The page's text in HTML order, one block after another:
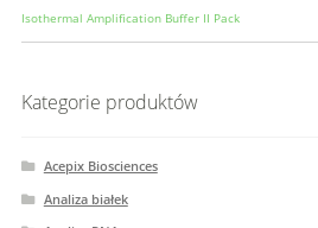
Isothermal Amplification Buffer II Pack
Kategorie produktów
Acepix Biosciences
Analiza białek